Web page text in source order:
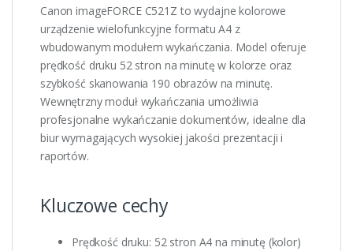
Canon imageFORCE C521Z to wydajne kolorowe
urządzenie wielofunkcyjne formatu A4 z
wbudowanym modułem wykańczania. Model oferuje
prędkość druku 52 stron na minutę w kolorze oraz
szybkość skanowania 190 obrazów na minutę.
Wewnętrzny moduł wykańczania umożliwia
profesjonalne wykańczanie dokumentów, idealne dla
biur wymagających wysokiej jakości prezentacji i
raportów.
Kluczowe cechy
Prędkość druku: 52 stron A4 na minutę (kolor)